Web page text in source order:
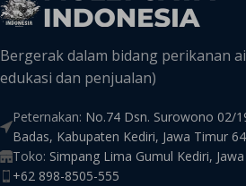
Bergerak dalam bidang perikanan
edukasi dan penjualan)
Peternakan: No.74 Dsn. Surowono 02/
Badas, Kabupaten Kediri, Jawa Timur
Toko: Simpang Lima Gumul Kediri,
+62 898-8505-555